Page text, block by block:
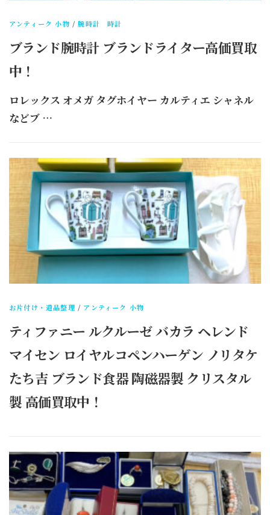
アンティーク 小物 /腕時計 時計
ブランド腕時計 ブランドライター高価買取
中！
ロレックス オメガ タグホイヤー カルティエ シャネル
などブ …
お片付け・遺品整理 / アンティーク 小物
ティファニー ルクルーゼ バカラ ヘレンド
マイセン ロイヤルコペンハーゲン ノリタケ
たち吉 ブランド食器 陶磁器製 クリスタル
製 高価買取中！